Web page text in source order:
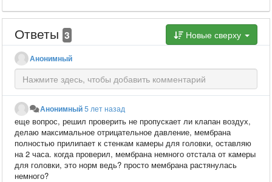
Ответы 3 Новые сверху
Анонимный
Анонимный5 лет назад
еще вопрос, решил проверить не пропускает ли клапан воздух,
делаю максимальное отрицательное давление, мембрана
полностью прилипает к стенкам камеры для головки, оставляю
на 2 часа. когда проверил, мембрана немного отстала от камеры
для головки, это норм ведь? просто мембрана растянулась
немного?